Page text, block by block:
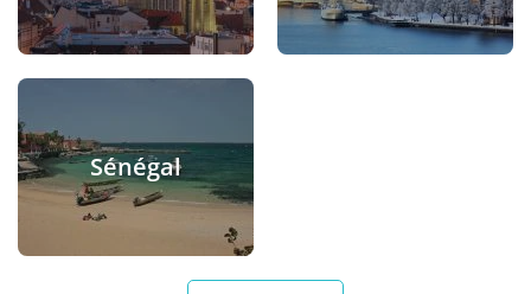
Sénégal